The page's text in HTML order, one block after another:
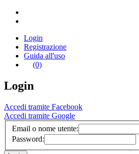
Login
Registrazione
Guida all'uso
(0)
Login
Accedi tramite Facebook
Accedi tramite Google
Email o nome utente:
Password: